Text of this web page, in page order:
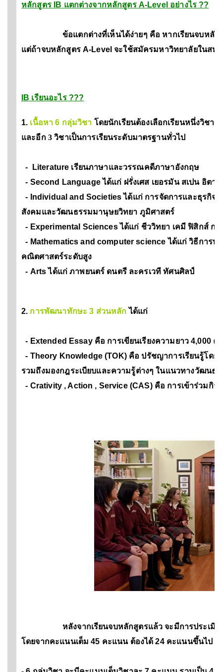
หลักสูตร IB แตกต่างจากหลักสูตร A-Level อย่างไร ??
ข้อแตกต่างที่เห็นได้ง่ายๆ คือ หากเรียนจบหลักสูต
แต่ถ้าจบหลักสูตร A-Level จะใช้สมัครมหาวิทยาลัยในสห
IB เรียนอะไร ???
1. เนื้อหา 6 กลุ่มวิชา โดยนักเรียนต้องเลือกเรียนหนึ่งวิชา
และอีก 3 วิชาเป็นการเรียนระดับมาตรฐานทั่วไป
- Literature เรียนภาษาและวรรณคดีภาษาอังกฤษ
- Second Language ได้แก่ ฝรั่งเศส เยอรมัน สเปน อิตาเ
- Individual and Societies ได้แก่ การจัดการและธุรกิ
สังคมและวัฒนธรรมมานุษยวิทยา ภูมิศาสตร์
- Experimental Sciences ได้แก่ ชีววิทยา เคมี ฟิสิกส์ ก
- Mathematics and computer science ได้แก่ วิธีการ
คณิตศาสตร์ระดับสูง
- Arts ได้แก่ ภาพยนตร์ ดนตรี ละครเวที ทัศนศิลป์
2. การพัฒนาทักษะ 3 ส่วนหลักได้แก่
- Extended Essay คือ การเขียนเรียงความยาว 4,000
- Theory Knowledge (TOK) คือ ปรัชญาการเรียนรู้โดย
รวมถึงมองกฎระเบียบและความรู้ต่างๆ ในแนวทางวัฒน
- Crativity , Action , Service (CAS) คือ การเข้าร่วมกิ
หลังจากเรียนจบหลักสูตรแล้ว จะมีการประเมินว่า
โดยจากคะแนนเต็ม 45 คะแนน ต้องได้ 24 คะแนนขึ้นไป